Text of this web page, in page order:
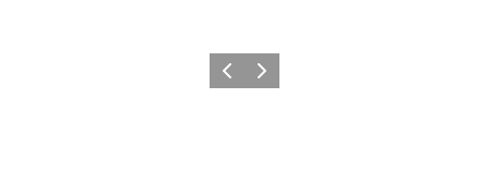
ZurückWeiter